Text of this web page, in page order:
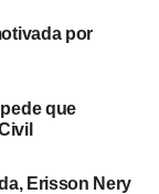
por
que
Erisson Nery